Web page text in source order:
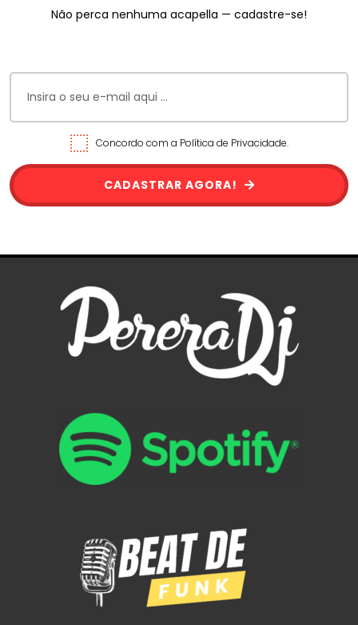
Não perca nenhuma acapella — cadastre-se!
Concordo com a Política de Privacidade.
CADASTRAR AGORA!